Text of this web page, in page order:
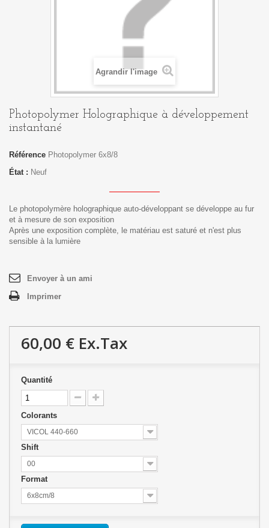
Agrandir l'image
Photopolymer Holographique à développement
instantané
Référence Photopolymer 6x8/8
État : Neuf
Le photopolymère holographique auto-développant se développe au fur
et à mesure de son exposition
Après une exposition complète, le matériau est saturé et n'est plus
sensible à la lumière
Envoyer à un ami
Imprimer
60,00 € Ex.Tax
Quantité
Colorants
VICOL 440-660
Shift
00
Format
6x8cm/8